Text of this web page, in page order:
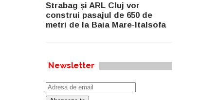
Strabag și ARL Cluj vor
construi pasajul de 650 de
metri de la Baia Mare-Italsofa
Newsletter